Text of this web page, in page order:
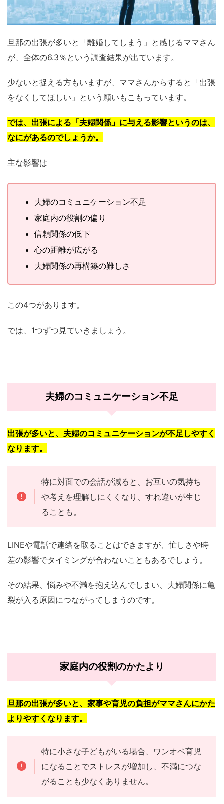
旦那の出張が多いと「離婚してしまう」と感じるママさん
が、全体の6.3％という調査結果が出ています。
少ないと捉える方もいますが、ママさんからすると「出張
をなくしてほしい」という願いもこもっています。
では、出張による「夫婦関係」に与える影響というのは、
なにがあるのでしょうか。
主な影響は
夫婦のコミュニケーション不足
家庭内の役割の偏り
信頼関係の低下
心の距離が広がる
夫婦関係の再構築の難しさ
この4つがあります。
では、1つずつ見ていきましょう。
夫婦のコミュニケーション不足
出張が多いと、夫婦のコミュニケーションが不足しやすく
なります。
特に対面での会話が減ると、お互いの気持ち
や考えを理解しにくくなり、すれ違いが生じ
ることも。
LINEや電話で連絡を取ることはできますが、忙しさや時
差の影響でタイミングが合わないこともあるでしょう。
その結果、悩みや不満を抱え込んでしまい、夫婦関係に亀
裂が入る原因につながってしまうのです。
家庭内の役割のかたより
旦那の出張が多いと、家事や育児の負担がママさんにかた
よりやすくなります。
特に小さな子どもがいる場合、ワンオペ育児
になることでストレスが増加し、不満につな
がることも少なくありません。